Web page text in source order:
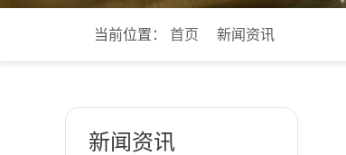
当前位置： 首页 新闻资讯
新闻资讯